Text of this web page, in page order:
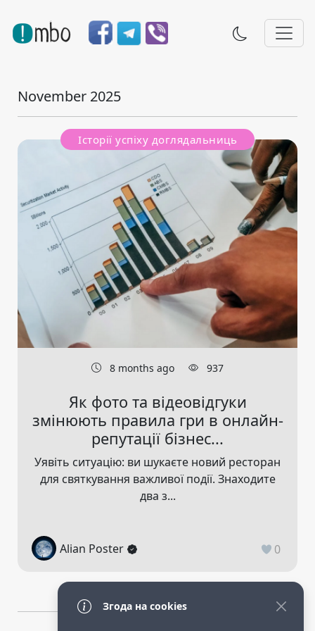
November 2025
Історії успіху доглядальниць
8 months ago 937
Як фото та відеовідгуки
змінюють правила гри в онлайн-
репутації бізнес...
Уявіть ситуацію: ви шукаєте новий ресторан
для святкування важливої події. Знаходите
два з...
Alian Poster 0
Згода на cookies